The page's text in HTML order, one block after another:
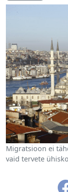
Migratsioon ei
vaid tervete